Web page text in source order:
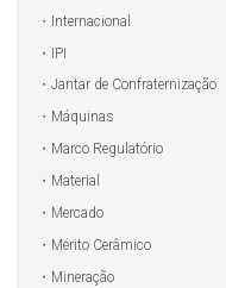
Internacional
IPI
Jantar de Confraternização
Máquinas
Marco Regulatório
Material
Mercado
Mérito Cerâmico
Mineração